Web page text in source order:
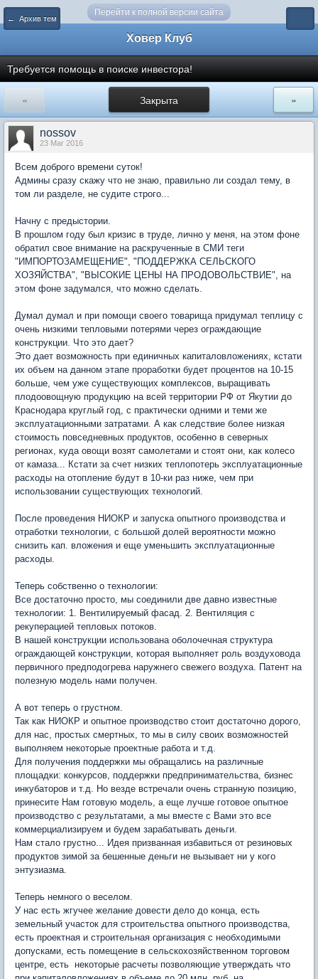
Перейти к полной версии сайта
← Архив тем
Ховер Клуб
Требуется помощь в поиске инвестора!
Закрыта
« »
nossov
23 Mar 2016
Всем доброго времени суток!
Админы сразу скажу что не знаю, правильно ли создал тему, в
том ли разделе, не судите строго...
Начну с предыстории.
В прошлом году был кризис в труде, лично у меня, на этом фоне
обратил свое внимание на раскрученные в СМИ теги
"ИМПОРТОЗАМЕЩЕНИЕ", "ПОДДЕРЖКА СЕЛЬСКОГО
ХОЗЯЙСТВА", "ВЫСОКИЕ ЦЕНЫ НА ПРОДОВОЛЬСТВИЕ", на
этом фоне задумался, что можно сделать.
Думал думал и при помощи своего товарища придумал теплицу с
очень низкими тепловыми потерями через ограждающие
конструкции. Что это дает?
Это дает возможность при единичных капиталовложениях, кстати
их объем на данном этапе проработки будет процентов на 10-15
больше, чем уже существующих комплексов, выращивать
плодоовощную продукцию на всей территории РФ от Якутии до
Краснодара круглый год, с практически одними и теми же
эксплуатационными затратами. А как следствие более низкая
стоимость повседневных продуктов, особенно в северных
регионах, куда овощи возят самолетами и стоят они, как колесо
от камаза... Кстати за счет низких теплопотерь эксплуатационные
расходы на отопление будут в 10-ки раз ниже, чем при
использовании существующих технологий.
После проведения НИОКР и запуска опытного производства и
отработки технологии, с большой долей вероятности можно
снизить кап. вложения и еще уменьшить эксплуатационные
расходы.
Теперь собственно о технологии:
Все достаточно просто, мы соединили две давно известные
технологии: 1. Вентилируемый фасад. 2. Вентиляция с
рекуперацией тепловых потоков.
В нашей конструкции использована оболочечная структура
ограждающей конструкции, которая выполняет роль воздуховода
первичного предподогрева наружнего свежего воздуха. Патент на
полезную модель нами получен.
А вот теперь о грустном.
Так как НИОКР и опытное производство стоит достаточно дорого,
для нас, простых смертных, то мы в силу своих возможностей
выполняем некоторые проектные работа и т.д.
Для получения поддержки мы обращались на различные
площадки: конкурсов, поддержки предпринимательства, бизнес
инкубаторов и т.д. Но везде встречали очень странную позицию,
принесите Нам готовую модель, а еще лучше готовое опытное
производство с результатами, а мы вместе с Вами это все
коммерциализируем и будем зарабатывать деньги.
Нам стало грустно... Идея призванная избавиться от резиновых
продуктов зимой за бешенные деньги не вызывает ни у кого
энтузиазма.
Теперь немного о веселом.
У нас есть жгучее желание довести дело до конца, есть
земельный участок для строительства опытного производства,
есть проектная и строительная организация с необходимыми
допусками, есть помещение в сельскохозяйственном торговом
центре, есть некоторые расчеты позволяющие утверждать что